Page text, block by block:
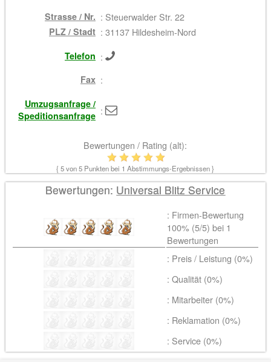
Strasse / Nr. : Steuerwalder Str. 22
PLZ / Stadt : 31137 Hildesheim-Nord
Telefon :
Fax :
Umzugsanfrage /
Speditionsanfrage :
Bewertungen / Rating (alt):
{5von 5 Punkten bei 1 Abstimmungs-Ergebnissen }
Bewertungen: Universal Blitz Service
: Firmen-Bewertung
100% (5/5) bei 1
Bewertungen
: Preis / Leistung (0%)
: Qualität (0%)
: Mitarbeiter (0%)
: Reklamation (0%)
: Service (0%)